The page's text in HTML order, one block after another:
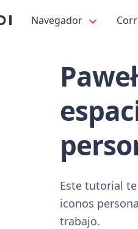
Navegador
Este tutorial
iconos
trabajo.